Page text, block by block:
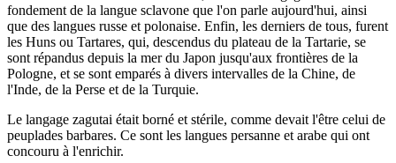
fondement de la langue sclavone que l'on parle aujourd'hui, ainsi
que des langues russe et polonaise. Enfin, les derniers de tous, furent
les Huns ou Tartares, qui, descendus du plateau de la Tartarie, se
sont répandus depuis la mer du Japon jusqu'aux frontières de la
Pologne, et se sont emparés à divers intervalles de la Chine, de
l'Inde, de la Perse et de la Turquie.
Le langage zagutai était borné et stérile, comme devait l'être celui de
peuplades barbares. Ce sont les langues persanne et arabe qui ont
concouru à l'enrichir.